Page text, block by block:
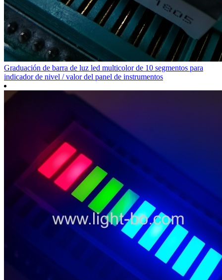
Graduación de barra de luz led multicolor de 10 segmentos para
indicador de nivel / valor del panel de instrumentos